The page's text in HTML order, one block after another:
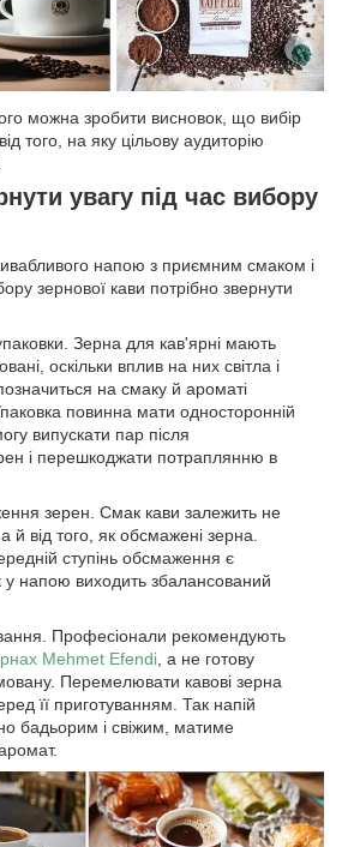
можна зробити висновок, що вибір
того, на яку цільову аудиторію
увагу під час вибору
напою з приємним смаком і
зернової кави потрібно звернути
Зерна для кав'ярні мають
оскільки вплив на них світла і
на смаку й ароматі
повинна мати односторонній
випускати пар після
і перешкоджати потраплянню в
зерен. Смак кави залежить не
а й від того, як обсмажені зерна.
ступінь обсмаження є
напою виходить збалансований
Професіонали рекомендують
Mehmet Efendi , а не готову
Перемелювати кавові зерна
її приготуванням. Так напій
бадьорим і свіжим, матиме